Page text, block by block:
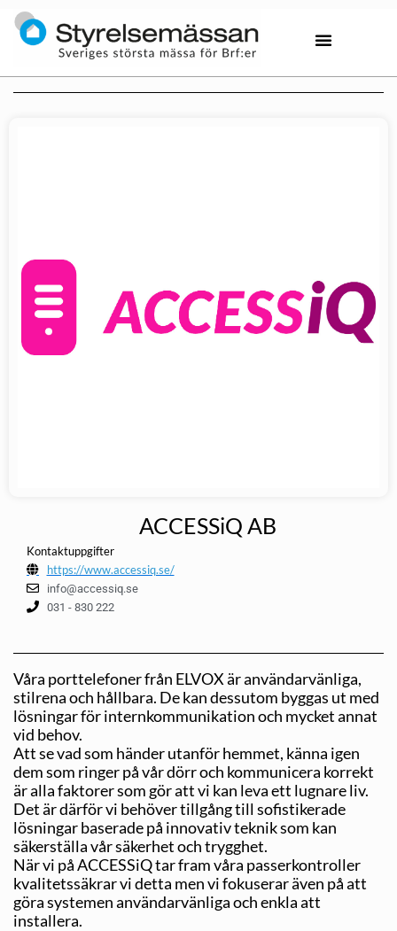
ACCESSiQ AB
Kontaktuppgifter
https://www.accessiq.se/
info@accessiq.se
031 - 830 222
Våra porttelefoner från ELVOX är användarvänliga,
stilrena och hållbara. De kan dessutom byggas ut med
lösningar för internkommunikation och mycket annat
vid behov.
Att se vad som händer utanför hemmet, känna igen
dem som ringer på vår dörr och kommunicera korrekt
är alla faktorer som gör att vi kan leva ett lugnare liv.
Det är därför vi behöver tillgång till sofistikerade
lösningar baserade på innovativ teknik som kan
säkerställa vår säkerhet och trygghet.
När vi på ACCESSiQ tar fram våra passerkontroller
kvalitetssäkrar vi detta men vi fokuserar även på att
göra systemen användarvänliga och enkla att
installera.